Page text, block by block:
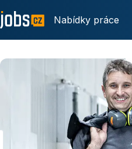
Nabídky práce